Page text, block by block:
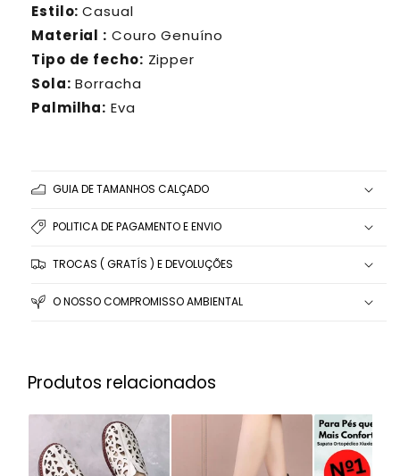
Estilo:Casual
Material : Couro Genuíno
Tipo de fecho: Zipper
Sola: Borracha
Palmilha: Eva
GUIA DE TAMANHOS CALÇADO
POLITICA DE PAGAMENTO E ENVIO
TROCAS ( GRATÍS ) E DEVOLUÇÕES
O NOSSO COMPROMISSO AMBIENTAL
Produtos relacionados